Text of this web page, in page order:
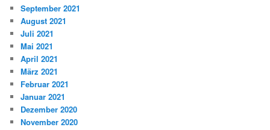
September 2021
August 2021
Juli 2021
Mai 2021
April 2021
März 2021
Februar 2021
Januar 2021
Dezember 2020
November 2020